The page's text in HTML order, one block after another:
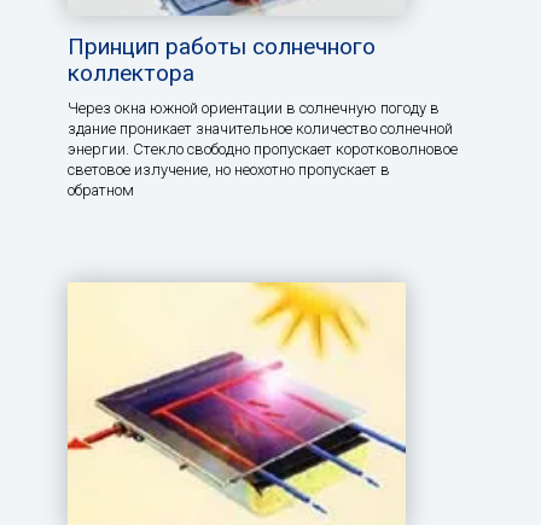
Принцип работы солнечного
коллектора
Через окна южной ориентации в солнечную погоду в
здание проникает значительное количество солнечной
энергии. Стекло свободно пропускает коротковолновое
световое излучение, но неохотно пропускает в
обратном